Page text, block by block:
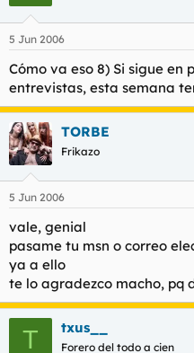
5 Jun 2006
Cómo va eso 8) Si sigue en
entrevistas, esta semana
TORBE
Frikazo
5 Jun 2006
vale, genial
pasame tu msn o correo
ya a ello
te lo agradezco macho, pq
T txus__
Forero del todo a cien